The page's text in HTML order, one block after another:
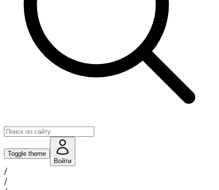
Toggle theme
Войти
/
/